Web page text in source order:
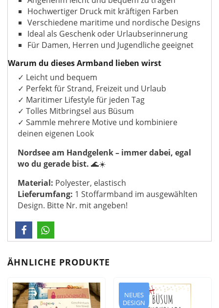
Hochwertiger Druck mit kräftigen Farben
Verschiedene maritime und nordische Designs
Ideal als Geschenk oder Urlaubserinnerung
Für Damen, Herren und Jugendliche geeignet
Warum du dieses Armband lieben wirst
✓ Leicht und bequem
✓ Perfekt für Strand, Freizeit und Urlaub
✓ Maritimer Lifestyle für jeden Tag
✓ Tolles Mitbringsel aus Büsum
✓ Sammle mehrere Motive und kombiniere
deinen eigenen Look
Nordsee am Handgelenk – immer dabei, egal
wo du gerade bist. 🌊☀️
Material: Polyester, elastisch
Lieferumfang: 1 Stoffarmband im ausgewählten
Design. Bitte Nr. mit angeben!
ÄHNLICHE PRODUKTE
NEUES
DESIGN